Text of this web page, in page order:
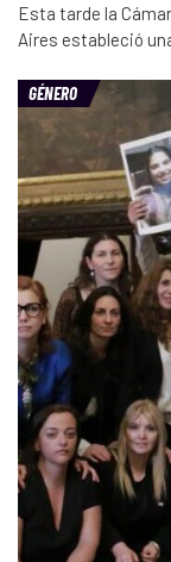
Esta tarde la
Aires estableció
GÉNERO